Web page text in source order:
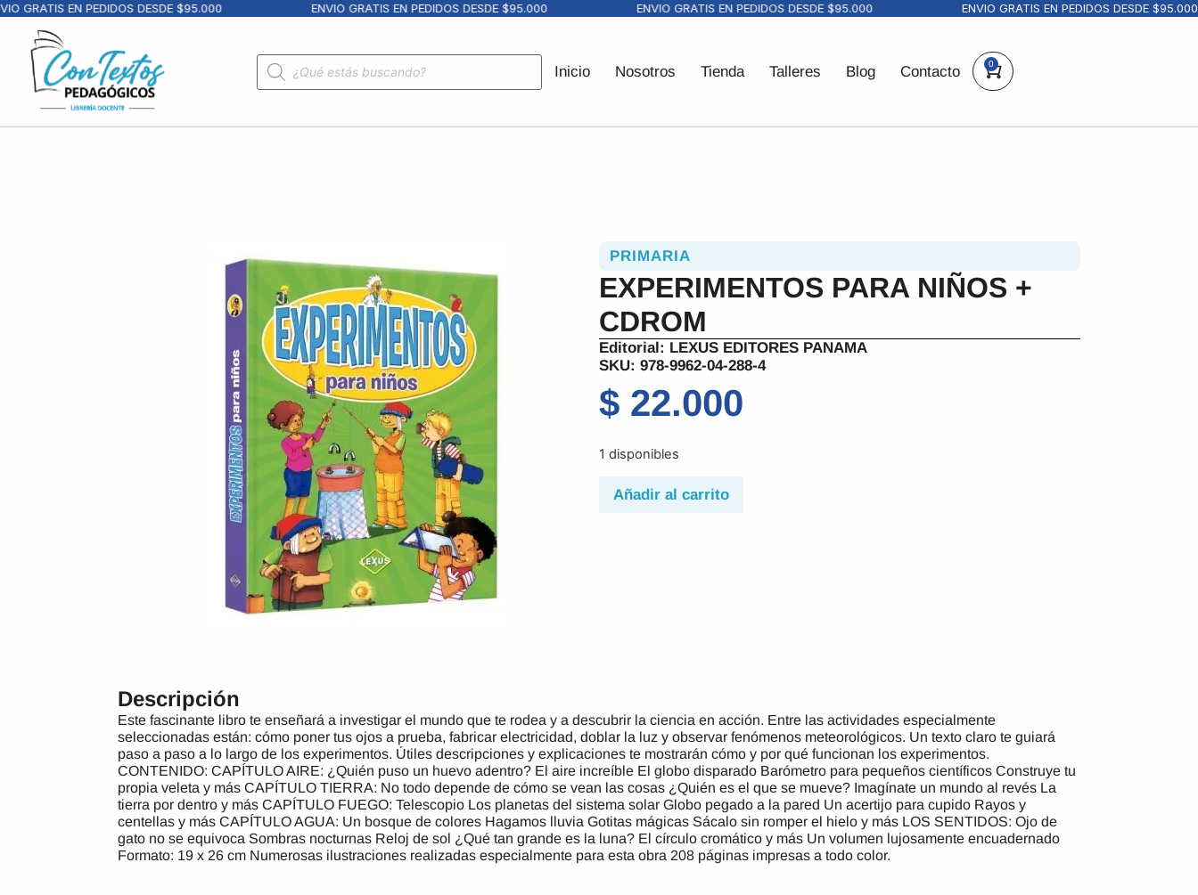
GRATIS EN PEDIDOS DESDE $95.000 ENVIO GRATIS EN PEDIDOS DESDE $95.000 ENVIO GRATIS EN PEDIDOS DESDE $95.000 ENVIO GRATIS EN PEDIDOS DESDE $95.000
Inicio Nosotros Tienda Talleres Blog Contacto 0
PRIMARIA
EXPERIMENTOS PARA NIÑOS +
CDROM
Editorial: LEXUS EDITORES PANAMA
SKU: 978-9962-04-288-4
$ 22.000
1 disponibles
Añadir al carrito
Descripción
Este fascinante libro te enseñará a investigar el mundo que te rodea y a descubrir la ciencia en acción. Entre las actividades especialmente
seleccionadas están: cómo poner tus ojos a prueba, fabricar electricidad, doblar la luz y observar fenómenos meteorológicos. Un texto claro te guiará
paso a paso a lo largo de los experimentos. Útiles descripciones y explicaciones te mostrarán cómo y por qué funcionan los experimentos.
CONTENIDO: CAPÍTULO AIRE: ¿Quién puso un huevo adentro? El aire increíble El globo disparado Barómetro para pequeños científicos Construye tu
propia veleta y más CAPÍTULO TIERRA: No todo depende de cómo se vean las cosas ¿Quién es el que se mueve? Imagínate un mundo al revés La
tierra por dentro y más CAPÍTULO FUEGO: Telescopio Los planetas del sistema solar Globo pegado a la pared Un acertijo para cupido Rayos y
centellas y más CAPÍTULO AGUA: Un bosque de colores Hagamos lluvia Gotitas mágicas Sácalo sin romper el hielo y más LOS SENTIDOS: Ojo de
gato no se equivoca Sombras nocturnas Reloj de sol ¿Qué tan grande es la luna? El círculo cromático y más Un volumen lujosamente encuadernado
Formato: 19 x 26 cm Numerosas ilustraciones realizadas especialmente para esta obra 208 páginas impresas a todo color.